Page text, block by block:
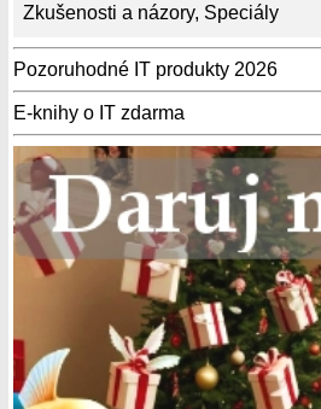
Zkušenosti a názory, Speciály
Pozoruhodné IT produkty 2026
E-knihy o IT zdarma